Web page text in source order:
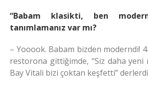
“Babam klasikti, ben
tanımlamanız var mı?
– Yooook. Babam bizden moderndi!
restorona gittiğimde, “Siz daha yeni
Bay Vitali bizi çoktan keşfetti”